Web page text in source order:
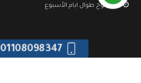
مفتوح طوال ايام الأسبوع
01108098347